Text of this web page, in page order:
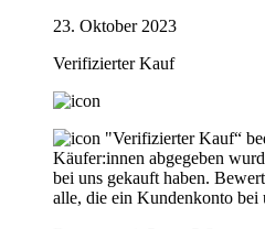
23. Oktober 2023
Verifizierter Kauf
"Verifizierter Kauf“
Käufer:innen abgegeben
bei uns gekauft haben.
alle, die ein Kundenkonto bei